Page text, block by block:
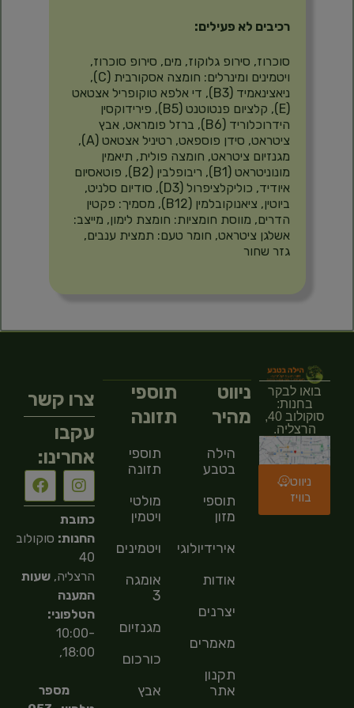
רכיבים לא פעילים:
סוכרוז, סירופ גלוקוז, מים, סירופ סוכרוז,
ויטמינים ומינרלים: חומצה אסקורבית (C),
ניאצינאמיד (B3), די אלפא טוקופריל אצטאט
(E), קלציום פנטוטנט (B5), פירידוקסין
הידרוכלוריד (B6), ברזל פומראט, אבץ
ציטראט, סידן פוספאט, רטיניל אצטאט (A),
מגנזיום ציטראט, חומצה פולית, תיאמין
מונוניטראט (B1), ריבופלבין (B2), פוטאסיום
איודיד, כוליקלציפרול (D3), סודיום סלניט,
ביוטין, ציאנוקובלמין (B12), מסמיך: פקטין
הדרים, מווסת חומציות: חומצת לימון, מייצב:
אשלגן ציטראט, חומר טעם: תמצית ענבים,
גזר שחור
בואו לבקר
בחנות:
סוקולוב 40,
הרצליה.
ניווט
בוויז
ניווט
מהיר
הילה
בטבע
תוספי
מזון
אירידיולוגיה
אודות
יצרנים
מאמרים
תקנון
אתר
תוספי
תזונה
תוספי
תזונה
מולטי
ויטמין
ויטמינים
אומגה
3
מגנזיום
כורכום
אבץ
צרו קשר
עקבו
אחרינו:
כתובת
החנות: סוקולוב
40
הרצליה,שעות
המענה
הטלפוני:
10:00-
18:00,
מספר